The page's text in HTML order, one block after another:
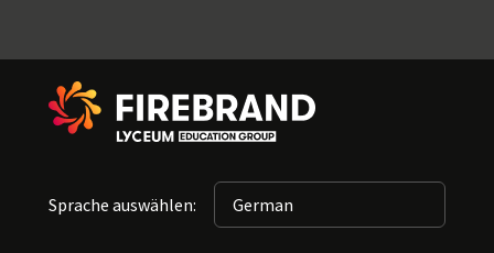
Sprache auswählen: